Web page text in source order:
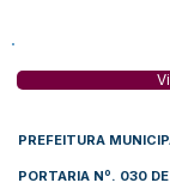
PREFEITURA
PORTARIA Nº. 030